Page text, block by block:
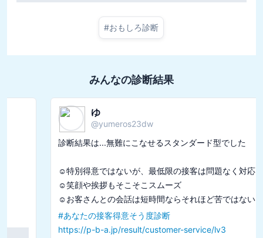
#おもしろ診断
みんなの診断結果
ゆ
yumeros23dw
診断結果は...無難にこなせるスタンダード型でした
☺️特別得意ではないが、最低限の接客は問題なく対応
☺️笑顔や挨拶もそこそこスムーズ
☺️お客さんとの会話は短時間ならそれほど苦ではない
あなたの接客得意そう度診断
https://p-b-a.jp/result/customer-service/lv3